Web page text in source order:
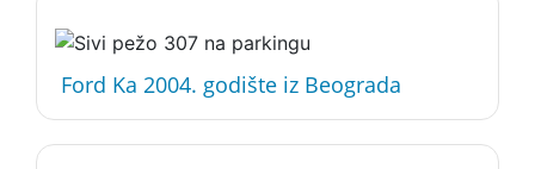
Ford Ka 2004. godište iz Beograda